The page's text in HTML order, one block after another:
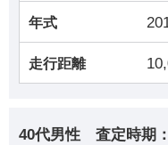
年式
走行距離
40代男性 査定時期：